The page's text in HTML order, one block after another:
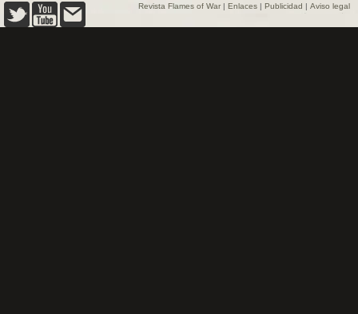
Revista Flames of War | Enlaces | Publicidad | Aviso legal